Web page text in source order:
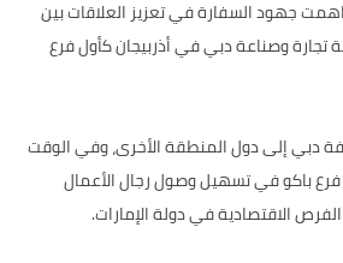
جهود السفارة في تعزيز العلاقات بين
تجارة وصناعة دبي في أذربيجان كأول فرع
دبي إلى دول المنطقة الأخرى، وفي الوقت
باكو في تسهيل وصول رجال الأعمال
الاقتصادية في دولة الإمارات.